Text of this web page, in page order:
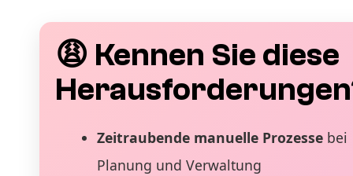
😩 Kennen Sie diese
Zeitraubende manuelle Prozessebei
Planung und Verwaltung